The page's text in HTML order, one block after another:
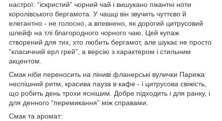
настрої: “іскристий” чорний чай і вишукано пікантні ноти
королівського бергамота. У чашці він звучить чуттєво й
елегантно - не голосно, а впевнено, як дорогий цитрусовий
шлейф на тлі благородного чорного чаю. Цей купаж
створений для тих, хто любить бергамот, але шукає не просто
“класичний ерл грей”, а версію з характером і стильним
акцентом.
Смак ніби переносить на ліниві фланерські вулички Парижа:
неспішний ритм, красива пауза в кафе - і цитрусова свіжість,
що робить день трохи яснішим. Добре підходить і для ранку, і
для денного “перемикання” між справами.
Смак та аромат: